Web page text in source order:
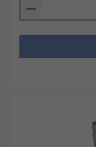
Elektronische
gegenüber
können Sie die
konstant halten.
Lötverbindungen,
Lebensdauer der
Schnelles
Lötstationen